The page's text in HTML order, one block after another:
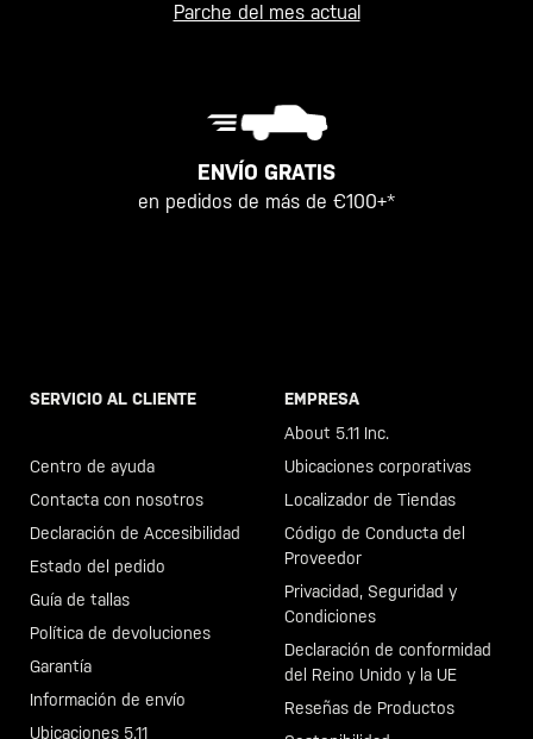
Parche del mes actual
ENVÍO GRATIS
en pedidos de más de €100+*
SERVICIO AL CLIENTE
Centro de ayuda
Contacta con nosotros
Declaración de Accesibilidad
Estado del pedido
Guía de tallas
Política de devoluciones
Garantía
Información de envío
Ubicaciones 5.11
EMPRESA
About 5.11 Inc.
Ubicaciones corporativas
Localizador de Tiendas
Código de Conducta del
Proveedor
Privacidad, Seguridad y
Condiciones
Declaración de conformidad
del Reino Unido y la UE
Reseñas de Productos